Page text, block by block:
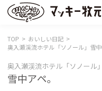
TOP
おいしい日記
奥入瀬渓流ホテル「ソノ
奥入瀬渓流ホテル「ソノール」
雪中ア